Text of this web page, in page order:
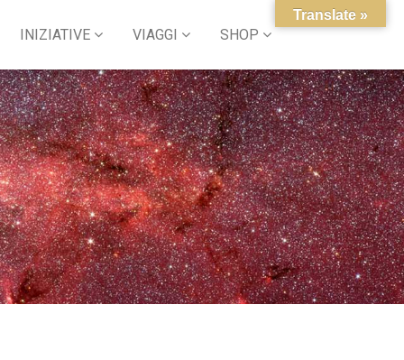
INIZIATIVE VIAGGI SHOP
Translate »